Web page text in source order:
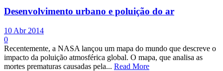
Desenvolvimento urbano e poluição do ar
10 Abr 2014
0
Recentemente, a NASA lançou um mapa do mundo que descreve o
impacto da poluição atmosférica global. O mapa, que analisa as
mortes prematuras causadas pela... Read More